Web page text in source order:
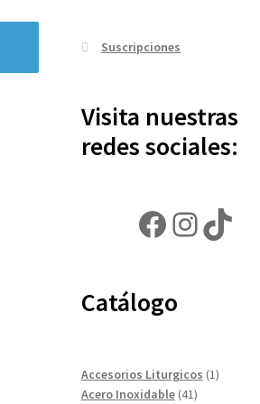
Suscripciones
Visita nuestras
redes sociales:
Facebook
Catálogo
Accesorios Liturgicos 11
Acero Inoxidable 4141